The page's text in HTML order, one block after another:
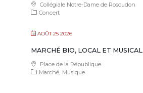
Collégiale Notre-Dame de Roscudon
Concert
AOÛT 25 2026
MARCHÉ BIO, LOCAL ET MUSICAL
Place de la République
Marché Musique